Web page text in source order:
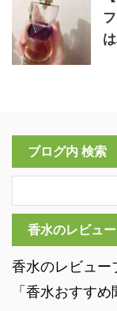
ブログ内 検索
香水のレビュ
香水のレビュー
「香水おすすめ